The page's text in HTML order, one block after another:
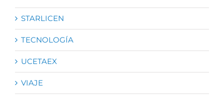
STARLICEN
TECNOLOGÍA
UCETAEX
VIAJE